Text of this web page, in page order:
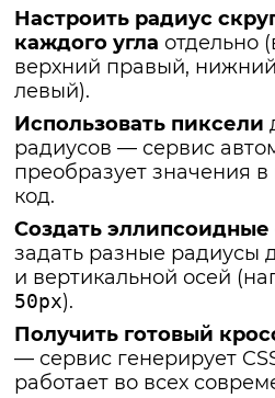
Настроить радиус
каждого угла отдельно
верхний правый,
левый).
Использовать пиксели
радиусов — сервис
преобразует значения в
код.
Создать эллипсоидные
задать разные радиусы
и вертикальной осей
50px).
Получить готовый
— сервис генерирует
работает во всех